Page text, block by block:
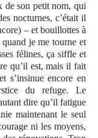
son petit nom, qui
nocturnes, c’était il
– et bouillottes à
je me tourne et
félines, ça siffle et
qu’il est, mais il fait
s’insinue encore en
du refuge. Le
dire qu’il fatigue
maintenant le seul
ni les moyens,